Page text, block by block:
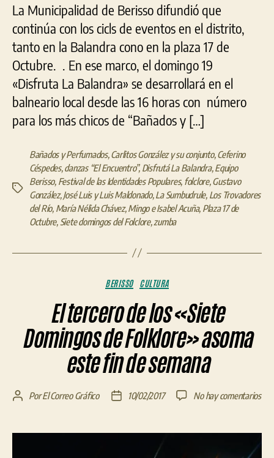
La Municipalidad de Berisso difundió que
continúa con los cicls de eventos en el distrito,
tanto en la Balandra cono en la plaza 17 de
Octubre. . En ese marco, el domingo 19
«Disfruta La Balandra» se desarrollará en el
balneario local desde las 16 horas con número
para los más chicos de “Bañados y […]
Etiquetas
Bañados y Perfumados,Carlitos González y su conjunto,Ceferino
Céspedes,danzas “El Encuentro”, Disfrutá La Balandra,Equipo
Berisso, Festival de las Identidades Populares, folclore,Gustavo
González,José Luis y Luis Maldonado,La Sumbudrule, Los Trovadores
del Río, María Nélida Chávez,Mingo e Isabel Acuña, Plaza 17 de
Octubre, Siete domingos del Folclore,zumba
Categorías
BERISSO CULTURA
El tercero de los «Siete
Domingos de Folklore» asoma
este fin de semana
AutorPorEl Correo Gráfico
Fecha10/02/2017 No hay comentariosen
de